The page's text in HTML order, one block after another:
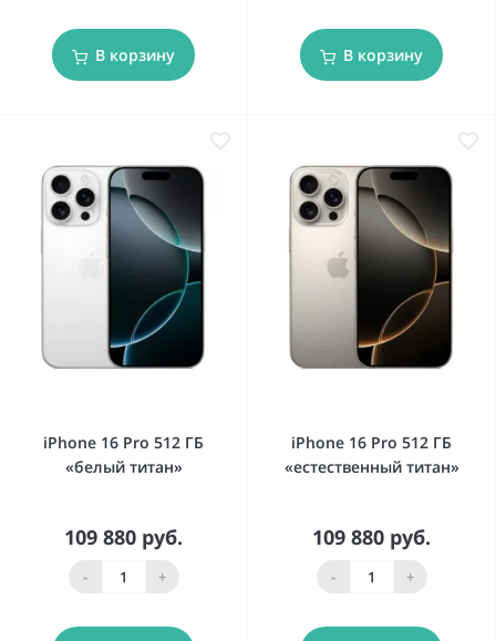
В корзину В корзину
iPhone 16 Pro 512 ГБ
«белый титан»
109 880 руб.
- +
iPhone 16 Pro 512 ГБ
«естественный титан»
109 880 руб.
- +